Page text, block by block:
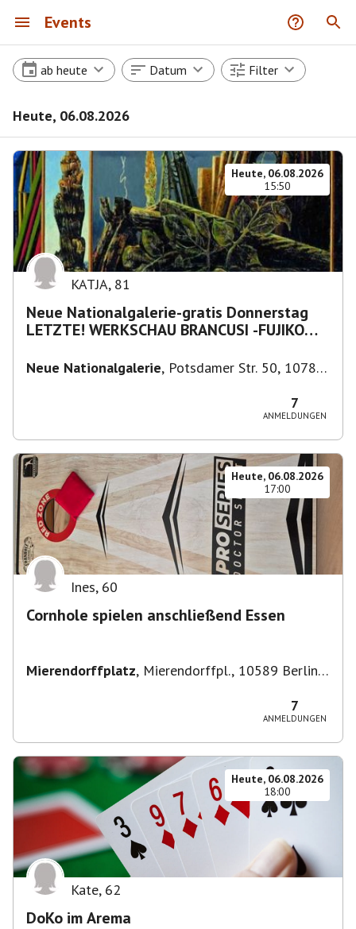
Events
ab heute Datum Filter
Heute, 06.08.2026
Heute, 06.08.2026
15:50
KATJA, 81
Neue Nationalgalerie-gratis Donnerstag
LETZTE! WERKSCHAU BRANCUSI -FUJIKO
Neue Nationalgalerie, Potsdamer Str. 50, 10785
7
ANMELDUNGEN
Heute, 06.08.2026
17:00
Ines, 60
Cornhole spielen anschließend Essen
Mierendorffplatz, Mierendorffpl., 10589 Berlin-
7
ANMELDUNGEN
Heute, 06.08.2026
18:00
Kate, 62
DoKo im Arema